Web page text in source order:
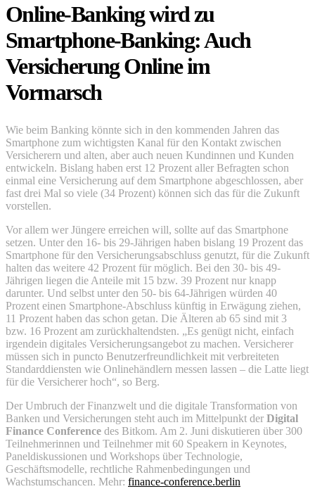
Online-Banking wird zu
Smartphone-Banking: Auch
Versicherung Online im
Vormarsch
Wie beim Banking könnte sich in den kommenden Jahren das
Smartphone zum wichtigsten Kanal für den Kontakt zwischen
Versicherern und alten, aber auch neuen Kundinnen und Kunden
entwickeln. Bislang haben erst 12 Prozent aller Befragten schon
einmal eine Versicherung auf dem Smartphone abgeschlossen, aber
fast drei Mal so viele (34 Prozent) können sich das für die Zukunft
vorstellen.
Vor allem wer Jüngere erreichen will, sollte auf das Smartphone
setzen. Unter den 16- bis 29-Jährigen haben bislang 19 Prozent das
Smartphone für den Versicherungsabschluss genutzt, für die Zukunft
halten das weitere 42 Prozent für möglich. Bei den 30- bis 49-
Jährigen liegen die Anteile mit 15 bzw. 39 Prozent nur knapp
darunter. Und selbst unter den 50- bis 64-Jährigen würden 40
Prozent einen Smartphone-Abschluss künftig in Erwägung ziehen,
11 Prozent haben das schon getan. Die Älteren ab 65 sind mit 3
bzw. 16 Prozent am zurückhaltendsten. „Es genügt nicht, einfach
irgendein digitales Versicherungsangebot zu machen. Versicherer
müssen sich in puncto Benutzerfreundlichkeit mit verbreiteten
Standarddiensten wie Onlinehändlern messen lassen – die Latte liegt
für die Versicherer hoch“, so Berg.
Der Umbruch der Finanzwelt und die digitale Transformation von
Banken und Versicherungen steht auch im Mittelpunkt der Digital
Finance Conference des Bitkom. Am 2. Juni diskutieren über 300
Teilnehmerinnen und Teilnehmer mit 60 Speakern in Keynotes,
Paneldiskussionen und Workshops über Technologie,
Geschäftsmodelle, rechtliche Rahmenbedingungen und
Wachstumschancen. Mehr: finance-conference.berlin